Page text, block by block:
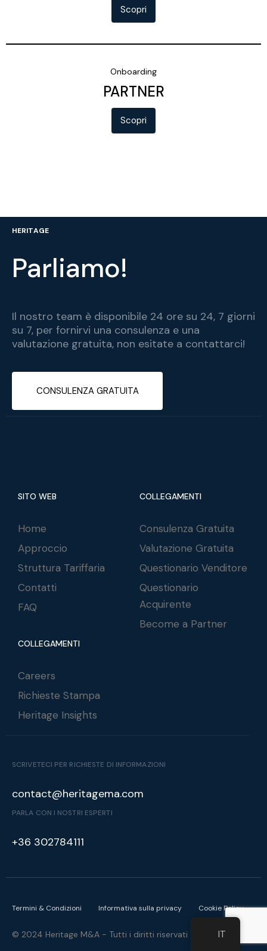
Scopri
Onboarding
PARTNER
Scopri
HERITAGE
Parliamo!
Il nostro team è disponibile 24 ore su 24, 7 giorni
su 7, per fornirvi una consulenza e una
valutazione gratuita, non esitate a contattarci!
CONSULENZA GRATUITA
SITO WEB
Home
Approccio
Struttura Tariffaria
Contatti
FAQ
COLLEGAMENTI
Consulenza Gratuita
Valutazione Gratuita
Questionario Venditore
Questionario
Acquirente
Become a Partner
COLLEGAMENTI
Careers
Richieste Stampa
Heritage Insights
SCRIVETECI PER RICHIESTE DI INFORMAZIONI
contact@heritagema.com
PARLA CON I NOSTRI ESPERTI
+36 302784111
Termini & Condizioni Informativa sulla privacy Cookie Policy
© 2024 Heritage M&A - Tutti i diritti riservati IT